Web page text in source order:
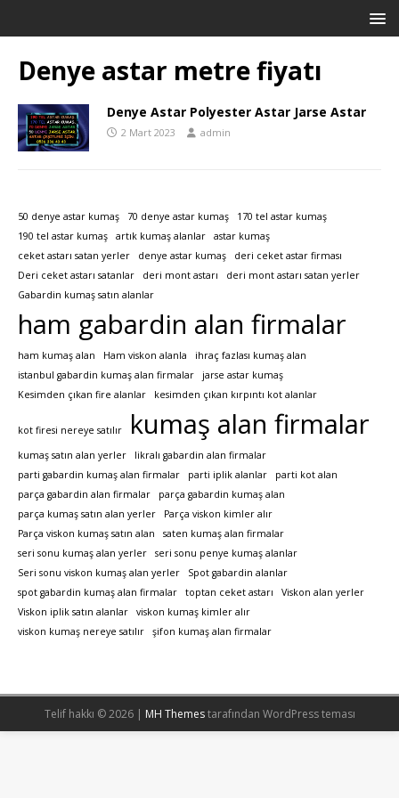
Denye astar metre fiyatı
Denye Astar Polyester Astar Jarse Astar
2 Mart 2023 admin
50 denye astar kumaş 70 denye astar kumaş
170 tel astar kumaş
190 tel astar kumaş
artık kumaş alanlar
astar kumaş
ceket astarı satan yerler
denye astar kumaş
deri ceket astar firması
Deri ceket astarı satanlar
deri mont astarı
deri mont astarı satan yerler
Gabardin kumaş satın alanlar
ham gabardin alan firmalar
ham kumaş alan Ham viskon alanla
ihraç fazlası kumaş alan
istanbul gabardin kumaş alan firmalar
jarse astar kumaş
Kesimden çıkan fire alanlar
kesimden çıkan kırpıntı kot alanlar
kot firesi nereye satılır kumaş alan firmalar
kumaş satın alan yerler
likralı gabardin alan firmalar
parti gabardin kumaş alan firmalar
parti iplik alanlar
parti kot alan
parça gabardin alan firmalar
parça gabardin kumaş alan
parça kumaş satın alan yerler
Parça viskon kimler alır
Parça viskon kumaş satın alan
saten kumaş alan firmalar
seri sonu kumaş alan yerler
seri sonu penye kumaş alanlar
Seri sonu viskon kumaş alan yerler
Spot gabardin alanlar
spot gabardin kumaş alan firmalar
toptan ceket astarı
Viskon alan yerler
Viskon iplik satın alanlar
viskon kumaş kimler alır
viskon kumaş nereye satılır
şifon kumaş alan firmalar
Telif hakkı © 2026 | MH Themestarafından WordPress teması